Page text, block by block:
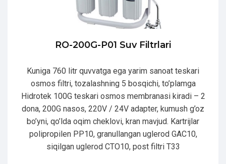
RO-200G-P01 Suv Filtrlari
Kuniga 760 litr quvvatga ega yarim sanoat teskari
osmos filtri, tozalashning 5 bosqichi, to’plamga
Hidrotek 100G teskari osmos membranasi kiradi – 2
dona, 200G nasos, 220V / 24V adapter, kumush g’oz
bo’yni, qo’lda oqim cheklovi, kran mavjud. Kartrijlar
polipropilen PP10, granullangan uglerod GAC10,
siqilgan uglerod CTO10, post filtri T33